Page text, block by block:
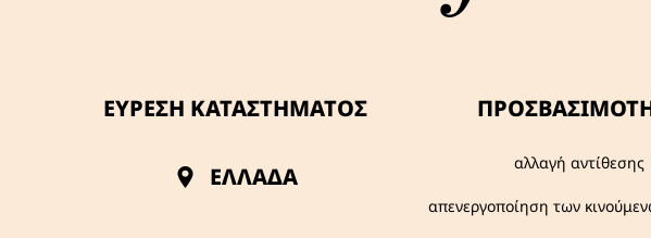
ΕΥΡΕΣΗ ΚΑΤΑΣΤΗΜΑΤΟΣ
ΕΛΛΆΔΑ αλλαγή αντίθεσης
απενεργοποίηση των